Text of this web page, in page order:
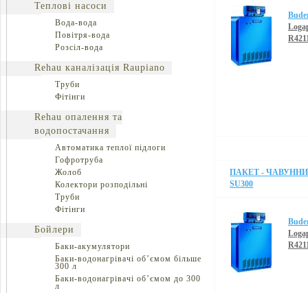
Теплові насоси
Вода-вода
Повітря-вода
Розсіл-вода
Rehau каналізація Raupiano
Труби
Фітінги
Rehau опалення та
водопостачання
Автоматика теплої підлоги
Гофротруба
Жолоб
Колектори розподільні
Труби
Фітінги
Бойлери
Баки-акумулятори
Баки-водонагрівачі об’ємом більше
300 л
Баки-водонагрівачі об’ємом до 300
л
ПАКЕТ -
SU300